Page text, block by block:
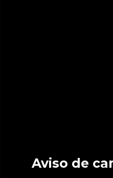
Aviso de